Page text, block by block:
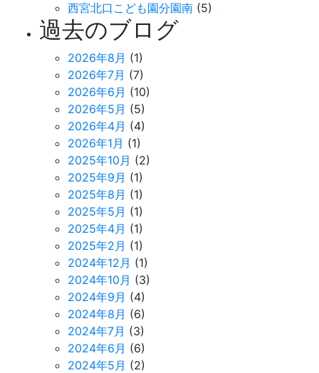
西宮北口こども園分園南 (5)
過去のブログ
2026年8月 (1)
2026年7月 (7)
2026年6月 (10)
2026年5月 (5)
2026年4月 (4)
2026年1月 (1)
2025年10月 (2)
2025年9月 (1)
2025年8月 (1)
2025年5月 (1)
2025年4月 (1)
2025年2月 (1)
2024年12月 (1)
2024年10月 (3)
2024年9月 (4)
2024年8月 (6)
2024年7月 (3)
2024年6月 (6)
2024年5月 (2)